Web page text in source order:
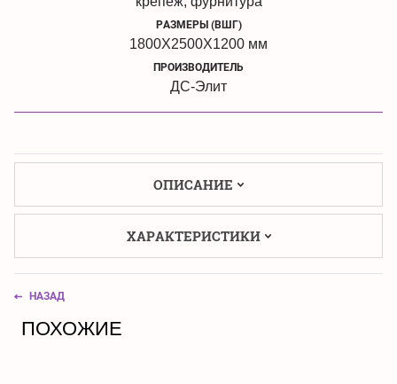
РАЗМЕРЫ (ВШГ)
1800Х2500Х1200 мм
ПРОИЗВОДИТЕЛЬ
ДС-Элит
ОПИСАНИЕ
ХАРАКТЕРИСТИКИ
НАЗАД
ПОХОЖИЕ